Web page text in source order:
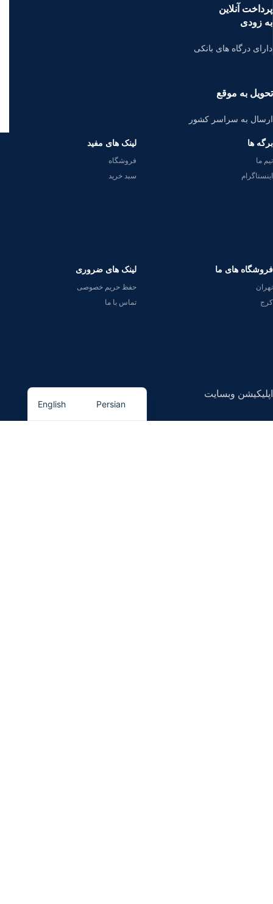
پرداخت آنلاین
به زودی
دارای درگاه های بانکی
تحویل به موقع
ارسال به سراسر کشور
برگه ها
تیم ما
اینستاگرام
لینک های مفید
فروشگاه
سبد خرید
فروشگاه های ما
تهران
کرج
لینک های ضروری
حفظ حریم خصوصی
تماس با ما
اپلیکیشن وبسایت
Persian
English